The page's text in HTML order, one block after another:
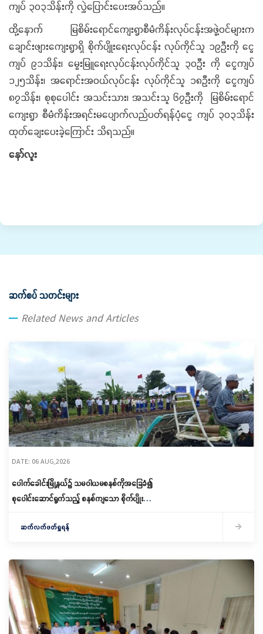
ကျပ် ၃၀၃သိန်းကို လွှဲပြောင်းပေးအပ်သည်၊၊
ထို့နောက် မြစိမ်းရောင်ကျေးရွာစီမံကိန်းလုပ်ငန်းအဖွဲ့ဝင်များက
ချောင်းဖျားကျေးရွာရှိ စိုက်ပျိုးရေးလုပ်ငန်း လုပ်ကိုင်သူ ၁၉ဦးကို ငွေ
ကျပ် ၉၁သိန်း၊ မွေးမြူရေးလုပ်ငန်းလုပ်ကိုင်သူ ၃၀ဦး ကို ငွေကျပ်
၁၂၅သိန်း၊ အရောင်းအဝယ်လုပ်ငန်း လုပ်ကိုင်သူ ၁၈ဦးကို ငွေကျပ်
၈၇သိန်း၊ စုစုပေါင်း အသင်းသား၊ အသင်းသူ ၆၇ဦးကို မြစိမ်းရောင်
ကျေးရွာ စီမံကိန်းအရင်းမပျောက်လည်ပတ်ရန်ပုံငွေ ကျပ် ၃၀၃သိန်း
ထုတ်ချေးပေးခဲ့ကြောင်း သိရသည်၊၊
နော်လူး
ဆက်စပ် သတင်းများ
Related News and Articles
DATE: 06 AUG,2026
ပေါက်ခေါင်းမြို့နယ်၌ သမဝါယမစနစ်ကိုအခြေခံ၍
စုပေါင်းဆောင်ရွက်သည့် စနစ်ကျသော စိုက်ပျိုးရေး
ဆက်လက်ဖတ်ရှုရန်